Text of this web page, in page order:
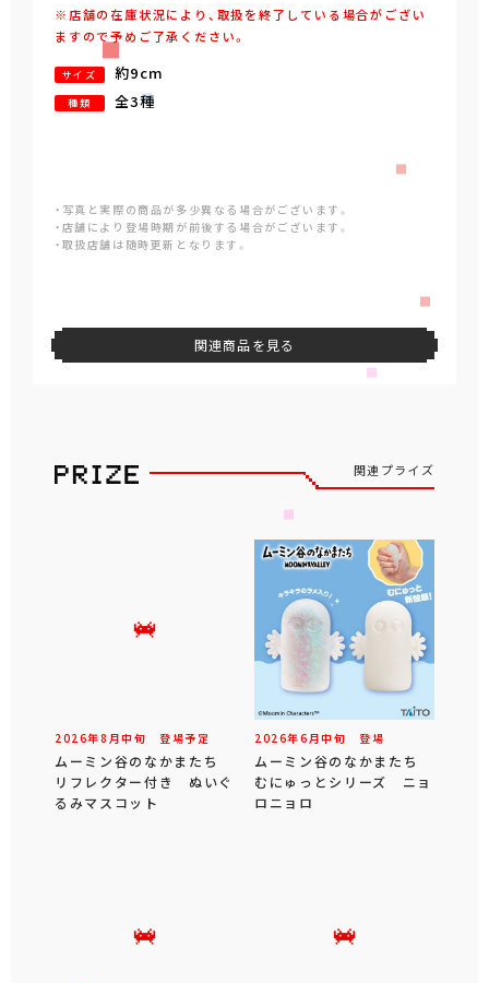
※店舗の在庫状況により、取扱を終了している場合がござい
ますので予めご了承ください。
サイズ 約9cm
種類 全3種
・写真と実際の商品が多少異なる場合がございます。
・店舗により登場時期が前後する場合がございます。
・取扱店舗は随時更新となります。
関連商品を見る
関連プライズ
2026年8 月中旬 登場予定
ムーミン谷のなかまたち
リフレクター付き ぬいぐ
るみマスコット
2026年6 月中旬 登場
ムーミン谷のなかまたち
むにゅっとシリーズ ニョ
ロニョロ